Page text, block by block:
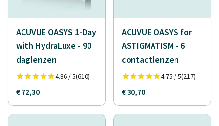
ACUVUE OASYS 1-Day
with HydraLuxe - 90
daglenzen
4.86 / 5(610)
€ 72,30
ACUVUE OASYS for
ASTIGMATISM - 6
contactlenzen
4.75 / 5(217)
€ 30,70